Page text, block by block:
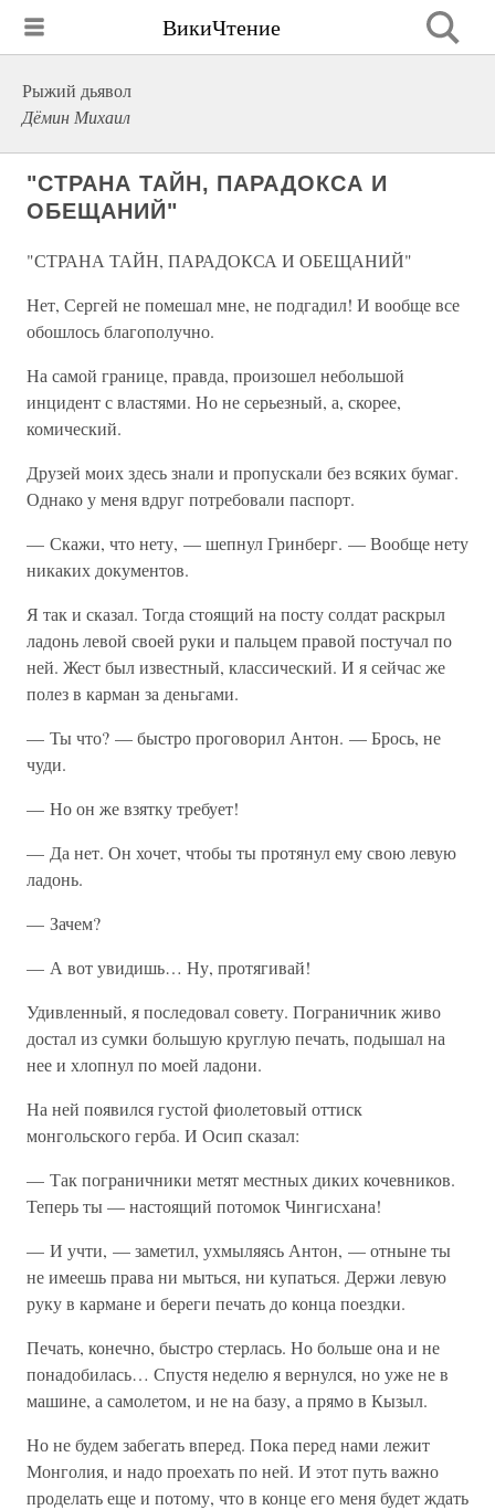
ВикиЧтение
Рыжий дьявол
Дёмин Михаил
"СТРАНА ТАЙН, ПАРАДОКСА И
ОБЕЩАНИЙ"
"СТРАНА ТАЙН, ПАРАДОКСА И ОБЕЩАНИЙ"
Нет, Сергей не помешал мне, не подгадил! И вообще все
обошлось благополучно.
На самой границе, правда, произошел небольшой
инцидент с властями. Но не серьезный, а, скорее,
комический.
Друзей моих здесь знали и пропускали без всяких бумаг.
Однако у меня вдруг потребовали паспорт.
— Скажи, что нету, — шепнул Гринберг. — Вообще нету
никаких документов.
Я так и сказал. Тогда стоящий на посту солдат раскрыл
ладонь левой своей руки и пальцем правой постучал по
ней. Жест был известный, классический. И я сейчас же
полез в карман за деньгами.
— Ты что? — быстро проговорил Антон. — Брось, не
чуди.
— Но он же взятку требует!
— Да нет. Он хочет, чтобы ты протянул ему свою левую
ладонь.
— Зачем?
— А вот увидишь… Ну, протягивай!
Удивленный, я последовал совету. Пограничник живо
достал из сумки большую круглую печать, подышал на
нее и хлопнул по моей ладони.
На ней появился густой фиолетовый оттиск
монгольского герба. И Осип сказал:
— Так пограничники метят местных диких кочевников.
Теперь ты — настоящий потомок Чингисхана!
— И учти, — заметил, ухмыляясь Антон, — отныне ты
не имеешь права ни мыться, ни купаться. Держи левую
руку в кармане и береги печать до конца поездки.
Печать, конечно, быстро стерлась. Но больше она и не
понадобилась… Спустя неделю я вернулся, но уже не в
машине, а самолетом, и не на базу, а прямо в Кызыл.
Но не будем забегать вперед. Пока перед нами лежит
Монголия, и надо проехать по ней. И этот путь важно
проделать еще и потому, что в конце его меня будет ждать